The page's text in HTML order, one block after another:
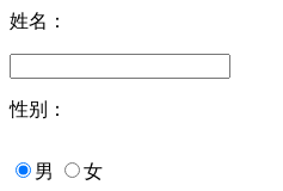
姓名：
性别：
男 女